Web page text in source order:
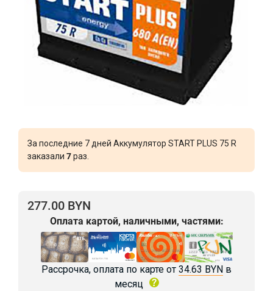
За последние 7 дней Аккумулятор START PLUS 75 R
заказали 7раз.
277.00 BYN
Оплата картой, наличными, частями:
Рассрочка, оплата по карте от 34.63 BYN в
месяц